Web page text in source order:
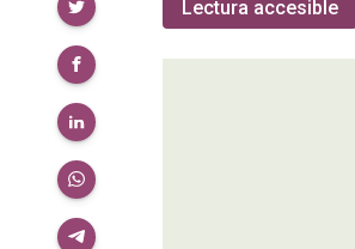
Lectura accesible